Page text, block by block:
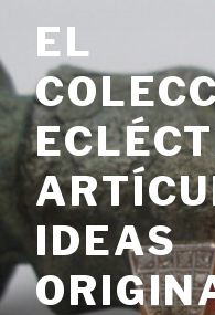
contenido
EL
IDEAS